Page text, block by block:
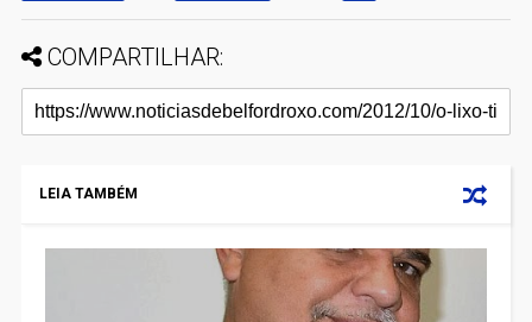
COMPARTILHAR:
LEIA TAMBÉM